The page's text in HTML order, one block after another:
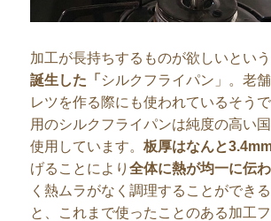
加工が長持ちするものが欲しいという
誕生した「 シルクフライパン」。老
レツを作る際にも使われているそう
用のシルクフライパンは純度の高い
使用しています。板厚はなんと
げることにより全体に熱が均一に伝
く熱ムラがなく調理することができ
と、これまで使ったことのある加工